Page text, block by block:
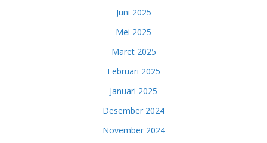
Juni 2025
Mei 2025
Maret 2025
Februari 2025
Januari 2025
Desember 2024
November 2024